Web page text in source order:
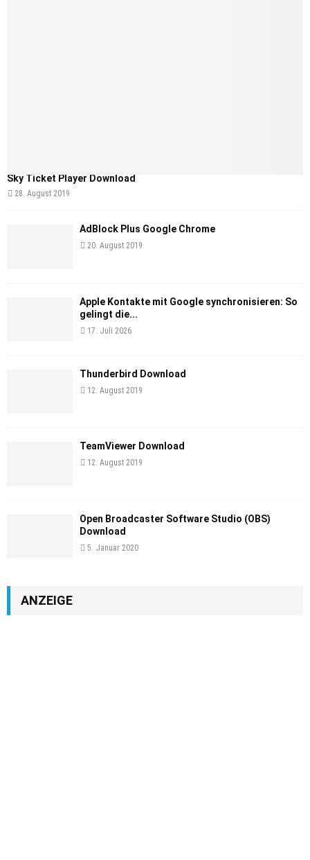
Sky Ticket Player Download
28. August 2019
AdBlock Plus Google Chrome
20. August 2019
Apple Kontakte mit Google synchronisieren: So
gelingt die...
17. Juli 2026
Thunderbird Download
12. August 2019
TeamViewer Download
12. August 2019
Open Broadcaster Software Studio (OBS)
Download
5. Januar 2020
ANZEIGE